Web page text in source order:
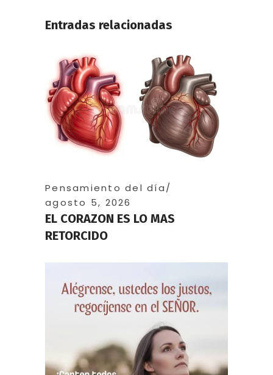
Entradas relacionadas
Pensamiento del día
agosto 5, 2026
EL CORAZON ES LO MAS
RETORCIDO